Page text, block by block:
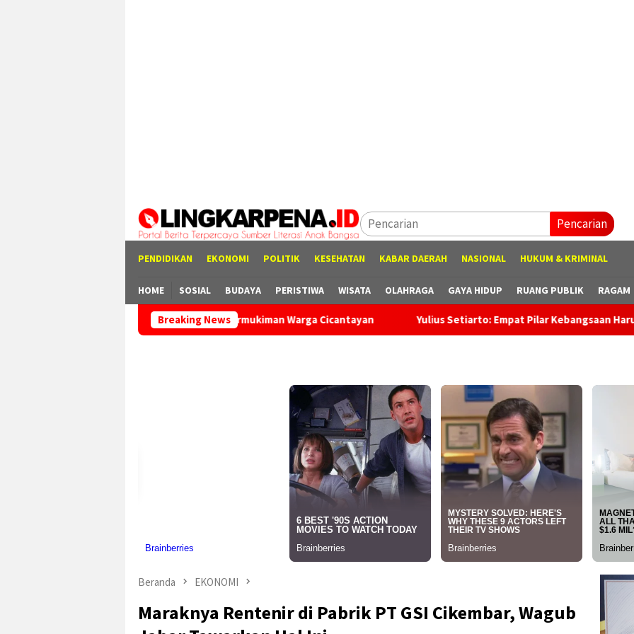
Pencarian
PENDIDIKAN EKONOMI POLITIK KESEHATAN KABAR DAERAH NASIONAL HUKUM & KRIMINAL
HOME SOSIAL BUDAYA PERISTIWA WISATA OLAHRAGA GAYA HIDUP RUANG PUBLIK RAGAM
Breaking News
Evakuasi Ular Sanca di Permukiman Warga Cicantayan Yulius Setiarto: Empat Pilar Kebangsaan Harus Terus Digemakan
Beranda EKONOMI
Maraknya Rentenir di Pabrik PT GSI Cikembar, Wagub